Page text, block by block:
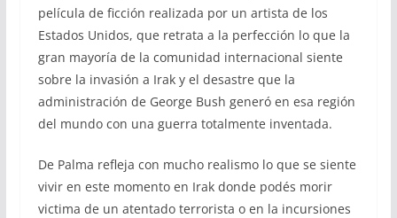
película de ficción realizada por un artista de los
Estados Unidos, que retrata a la perfección lo que la
gran mayoría de la comunidad internacional siente
sobre la invasión a Irak y el desastre que la
administración de George Bush generó en esa región
del mundo con una guerra totalmente inventada.
De Palma refleja con mucho realismo lo que se siente
vivir en este momento en Irak donde podés morir
victima de un atentado terrorista o en la incursiones